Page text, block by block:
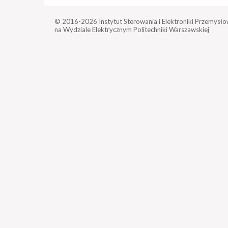
© 2016-2026 Instytut Sterowania i Elektroniki
na Wydziale Elektrycznym Politechniki Warszawskiej